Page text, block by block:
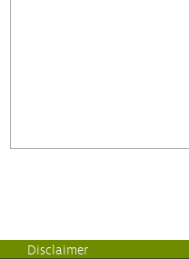
Disclaimer